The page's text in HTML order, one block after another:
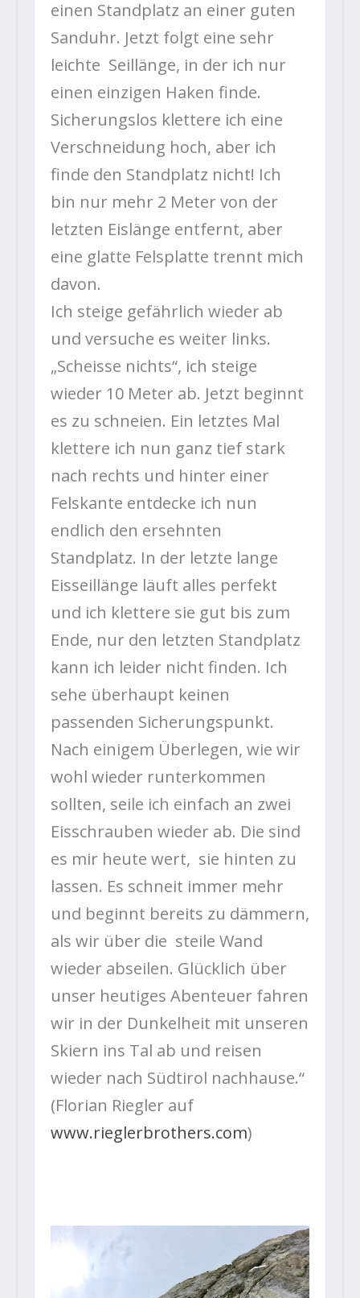
einen Standplatz an einer guten
Sanduhr. Jetzt folgt eine sehr
leichte Seillänge, in der ich nur
einen einzigen Haken finde.
Sicherungslos klettere ich eine
Verschneidung hoch, aber ich
finde den Standplatz nicht! Ich
bin nur mehr 2 Meter von der
letzten Eislänge entfernt, aber
eine glatte Felsplatte trennt mich
davon.
Ich steige gefährlich wieder ab
und versuche es weiter links.
„Scheisse nichts“, ich steige
wieder 10 Meter ab. Jetzt beginnt
es zu schneien. Ein letztes Mal
klettere ich nun ganz tief stark
nach rechts und hinter einer
Felskante entdecke ich nun
endlich den ersehnten
Standplatz. In der letzte lange
Eisseillänge läuft alles perfekt
und ich klettere sie gut bis zum
Ende, nur den letzten Standplatz
kann ich leider nicht finden. Ich
sehe überhaupt keinen
passenden Sicherungspunkt.
Nach einigem Überlegen, wie wir
wohl wieder runterkommen
sollten, seile ich einfach an zwei
Eisschrauben wieder ab. Die sind
es mir heute wert, sie hinten zu
lassen. Es schneit immer mehr
und beginnt bereits zu dämmern,
als wir über die steile Wand
wieder abseilen. Glücklich über
unser heutiges Abenteuer fahren
wir in der Dunkelheit mit unseren
Skiern ins Tal ab und reisen
wieder nach Südtirol nachhause.“
(Florian Riegler auf
www.rieglerbrothers.com)